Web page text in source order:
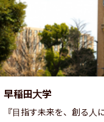
早稲田大学
『目指す未来を、創る人に